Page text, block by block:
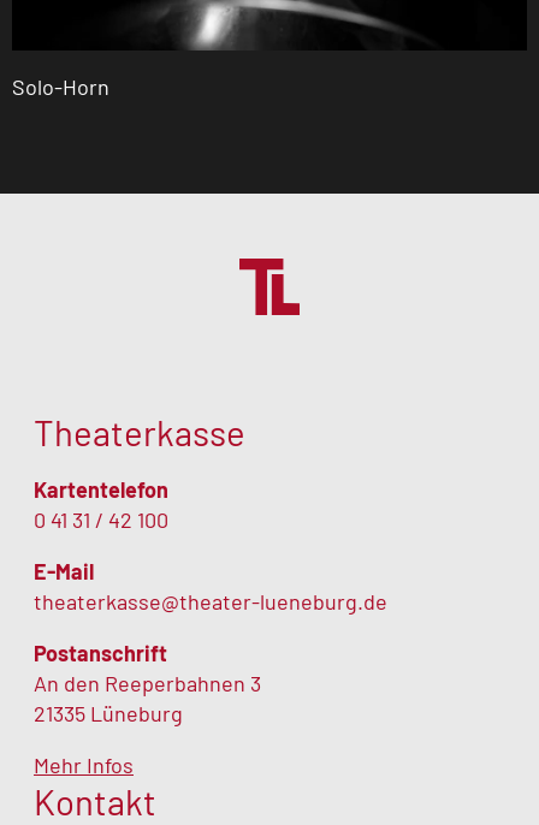
Solo-Horn
Theaterkasse
Kartentelefon
0 41 31 / 42 100
E-Mail
theaterkasse@theater-lueneburg.de
Postanschrift
An den Reeperbahnen 3
21335 Lüneburg
Mehr Infos
Kontakt